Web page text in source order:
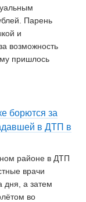
Парень
и
возможность
пришлось
борются за
в ДТП в
районе в ДТП
врачи
дня, а затем
во